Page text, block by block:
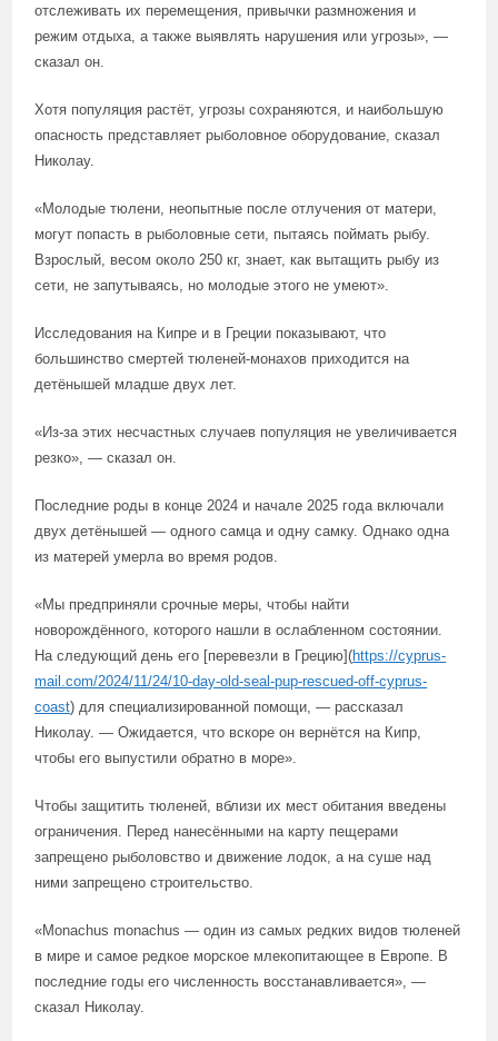
отслеживать их перемещения, привычки размножения и
режим отдыха, а также выявлять нарушения или угрозы», —
сказал он.
Хотя популяция растёт, угрозы сохраняются, и наибольшую
опасность представляет рыболовное оборудование, сказал
Николау.
«Молодые тюлени, неопытные после отлучения от матери,
могут попасть в рыболовные сети, пытаясь поймать рыбу.
Взрослый, весом около 250 кг, знает, как вытащить рыбу из
сети, не запутываясь, но молодые этого не умеют».
Исследования на Кипре и в Греции показывают, что
большинство смертей тюленей-монахов приходится на
детёнышей младше двух лет.
«Из-за этих несчастных случаев популяция не увеличивается
резко», — сказал он.
Последние роды в конце 2024 и начале 2025 года включали
двух детёнышей — одного самца и одну самку. Однако одна
из матерей умерла во время родов.
«Мы предприняли срочные меры, чтобы найти
новорождённого, которого нашли в ослабленном состоянии.
На следующий день его [перевезли в Грецию](https://cyprus-
mail.com/2024/11/24/10-day-old-seal-pup-rescued-off-cyprus-
coast) для специализированной помощи, — рассказал
Николау. — Ожидается, что вскоре он вернётся на Кипр,
чтобы его выпустили обратно в море».
Чтобы защитить тюленей, вблизи их мест обитания введены
ограничения. Перед нанесёнными на карту пещерами
запрещено рыболовство и движение лодок, а на суше над
ними запрещено строительство.
«Monachus monachus — один из самых редких видов тюленей
в мире и самое редкое морское млекопитающее в Европе. В
последние годы его численность восстанавливается», —
сказал Николау.